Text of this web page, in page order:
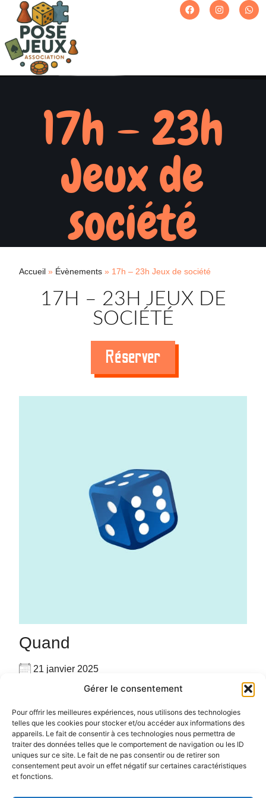
Gérer le consentement
Pour offrir les meilleures expériences, nous utilisons des technologies
telles que les cookies pour stocker et/ou accéder aux informations des
appareils. Le fait de consentir à ces technologies nous permettra de
traiter des données telles que le comportement de navigation ou les ID
uniques sur ce site. Le fait de ne pas consentir ou de retirer son
consentement peut avoir un effet négatif sur certaines caractéristiques
et fonctions.
17h – 23h
Jeux de
société
Accueil » Évènements » 17h – 23h Jeux de société
17H – 23H JEUX DE
SOCIÉTÉ
Réserver
Quand
21 janvier 2025
17h00 - 23h00
Télécharger ICS
Calendrier Google
Venez seul(e) ou accompagné(e), venez jouer avec
les autres joueurs sur place avec plus de 160 jeux
#PARTAGE #CONVIVIALITE #RENCONTRE #JEUX